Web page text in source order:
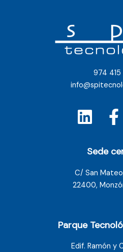
974 415
Sede
C/ San
22400,
Parque
Edif. Ramón y